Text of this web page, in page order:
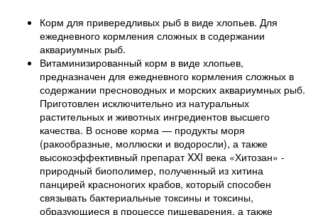
Корм для привередливых рыб в виде хлопьев. Для
ежедневного кормления сложных в содержании
аквариумных рыб.
Витаминизированный корм в виде хлопьев,
предназначен для ежедневного кормления сложных в
содержании пресноводных и морских аквариумных рыб.
Приготовлен исключительно из натуральных
растительных и животных ингредиентов высшего
качества. В основе корма — продукты моря
(ракообразные, моллюски и водоросли), а также
высокоэффективный препарат XXI века «Хитозан» -
природный биополимер, полученный из хитина
панцирей красноногих крабов, который способен
связывать бактериальные токсины и токсины,
образующиеся в процессе пищеварения, а также